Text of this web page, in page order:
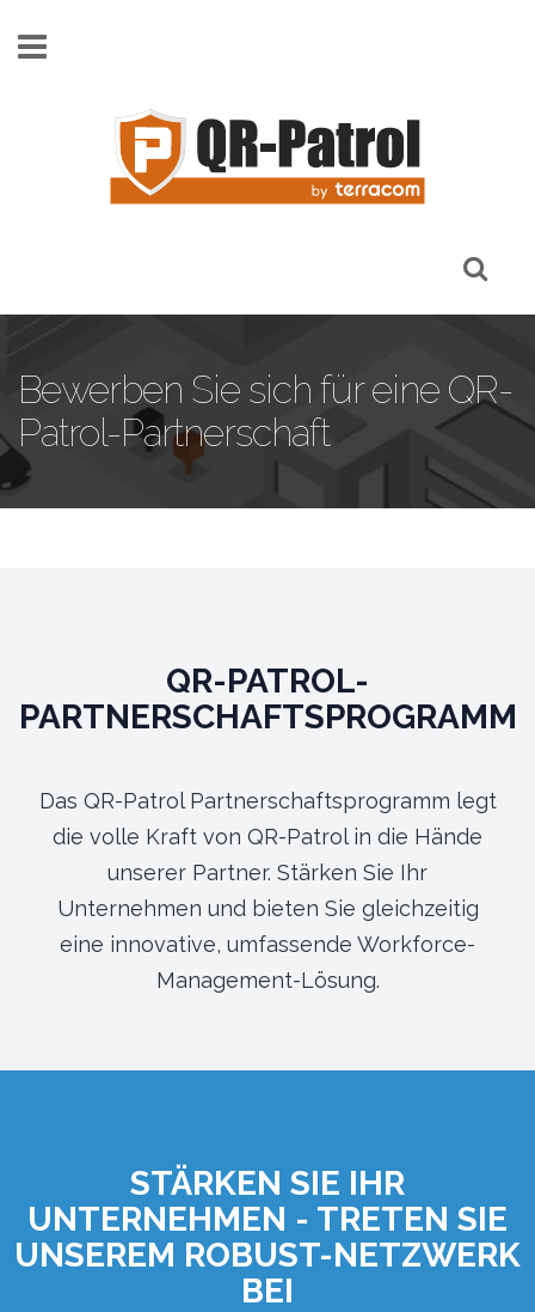
Bewerben Sie sich für eine QR-
Patrol-Partnerschaft
QR-PATROL-
PARTNERSCHAFTSPROGRAMM
Das QR-Patrol Partnerschaftsprogramm legt
die volle Kraft von QR-Patrol in die Hände
unserer Partner. Stärken Sie Ihr
Unternehmen und bieten Sie gleichzeitig
eine innovative, umfassende Workforce-
Management-Lösung.
STÄRKEN SIE IHR
UNTERNEHMEN - TRETEN SIE
UNSEREM ROBUST-NETZWERK
BEI